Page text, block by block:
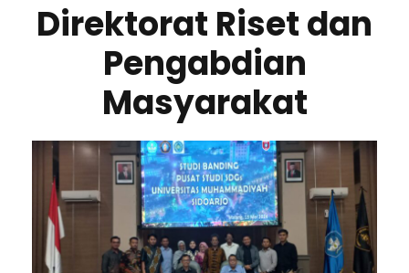
Direktorat Riset dan
Pengabdian
Masyarakat